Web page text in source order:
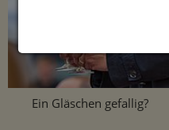
Ein Gläschen gefallig?